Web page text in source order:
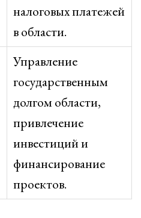
налоговых платежей
в области.
Управление
государственным
долгом области,
привлечение
инвестиций и
финансирование
проектов.